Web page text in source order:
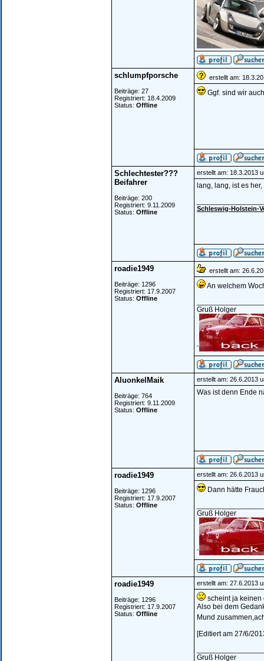
schlumpfporsche
Beiträge: 27
Registriert: 18.4.2009
Status: Offline
erstellt am:
Ggf. sind wir
Schlechtester???
Beifahrer
Beiträge: 200
Registriert: 9.11.2009
Status: Offline
erstellt am: 18.3.2013
lang, lang, ist es
Schleswig-Holstein-
roadie1949
Beiträge: 1296
Registriert: 17.9.2007
Status: Offline
erstellt am:
An welchem
Gruß Holger
´
AluonkelMaik
Beiträge: 764
Registriert: 9.11.2009
Status: Offline
erstellt am: 26.6.2013
Was ist denn Ende
roadie1949
Beiträge: 1296
Registriert: 17.9.2007
Status: Offline
erstellt am: 26.6.2013
Dann hätte
Gruß Holger
´
roadie1949
Beiträge: 1296
Registriert: 17.9.2007
Status: Offline
erstellt am: 27.6.2013
scheint ja keinen
Also bei dem
Mund
[Editiert am 27/6/
Gruß Holger